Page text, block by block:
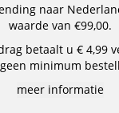
naar
waarde van €99,00.
betaalt u € 4,99
minimum
meer informatie